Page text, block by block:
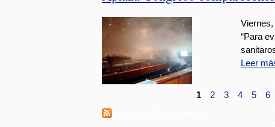
“Para
Leer
1 2 3 4 5 6